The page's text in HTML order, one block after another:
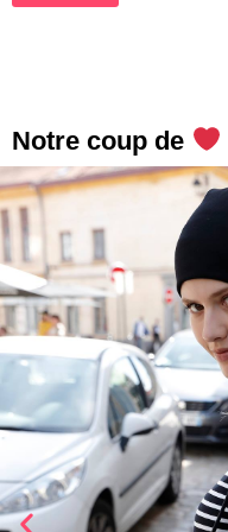
Notre coup de